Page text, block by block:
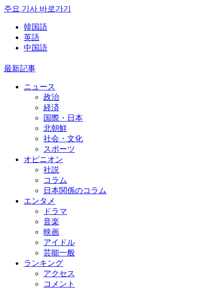
주요 기사 바로가기
韓国語
英語
中国語
最新記事
ニュース
政治
経済
国際・日本
北朝鮮
社会・文化
スポーツ
オピニオン
社説
コラム
日本関係のコラム
エンタメ
ドラマ
音楽
映画
アイドル
芸能一般
ランキング
アクセス
コメント